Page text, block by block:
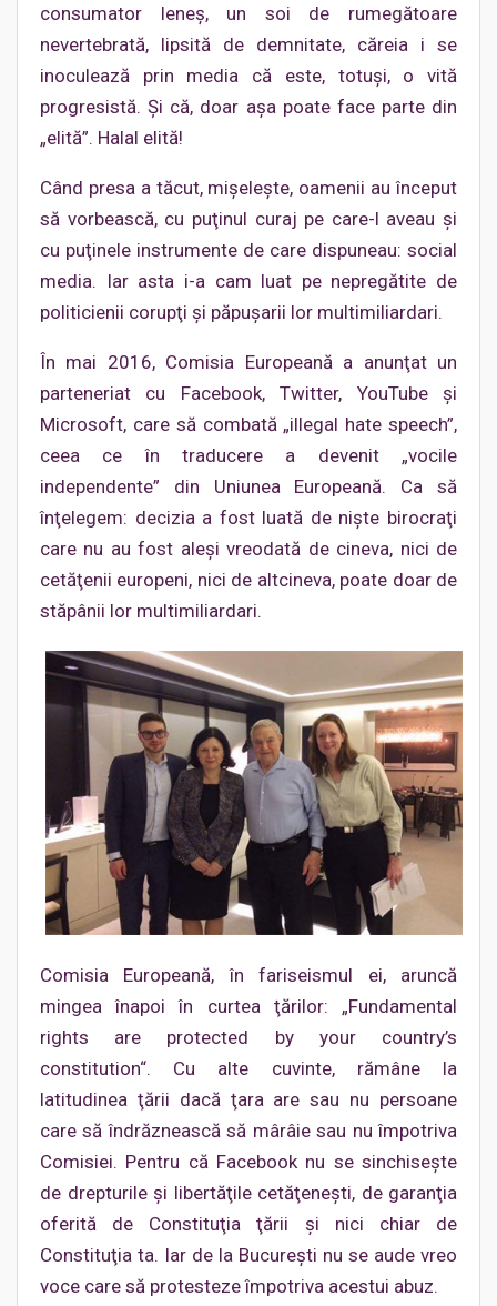
consumator leneş, un soi de rumegătoare
nevertebrată, lipsită de demnitate, căreia i se
inoculează prin media că este, totuşi, o vită
progresistă. Şi că, doar aşa poate face parte din
„elită”. Halal elită!
Când presa a tăcut, mişeleşte, oamenii au început
să vorbească, cu puţinul curaj pe care-l aveau şi
cu puţinele instrumente de care dispuneau: social
media. Iar asta i-a cam luat pe nepregătite de
politicienii corupţi şi păpuşarii lor multimiliardari.
În mai 2016, Comisia Europeană a anunţat un
parteneriat cu Facebook, Twitter, YouTube şi
Microsoft, care să combată „illegal hate speech”,
ceea ce în traducere a devenit „vocile
independente” din Uniunea Europeană. Ca să
înţelegem: decizia a fost luată de nişte birocraţi
care nu au fost aleşi vreodată de cineva, nici de
cetăţenii europeni, nici de altcineva, poate doar de
stăpânii lor multimiliardari.
Comisia Europeană, în fariseismul ei, aruncă
mingea înapoi în curtea ţărilor: „Fundamental
rights are protected by your country’s
constitution“. Cu alte cuvinte, rămâne la
latitudinea ţării dacă ţara are sau nu persoane
care să îndrăznească să mârâie sau nu împotriva
Comisiei. Pentru că Facebook nu se sinchisește
de drepturile şi libertăţile cetăţeneşti, de garanţia
oferită de Constituţia ţării şi nici chiar de
Constituţia ta. Iar de la Bucureşti nu se aude vreo
voce care să protesteze împotriva acestui abuz.